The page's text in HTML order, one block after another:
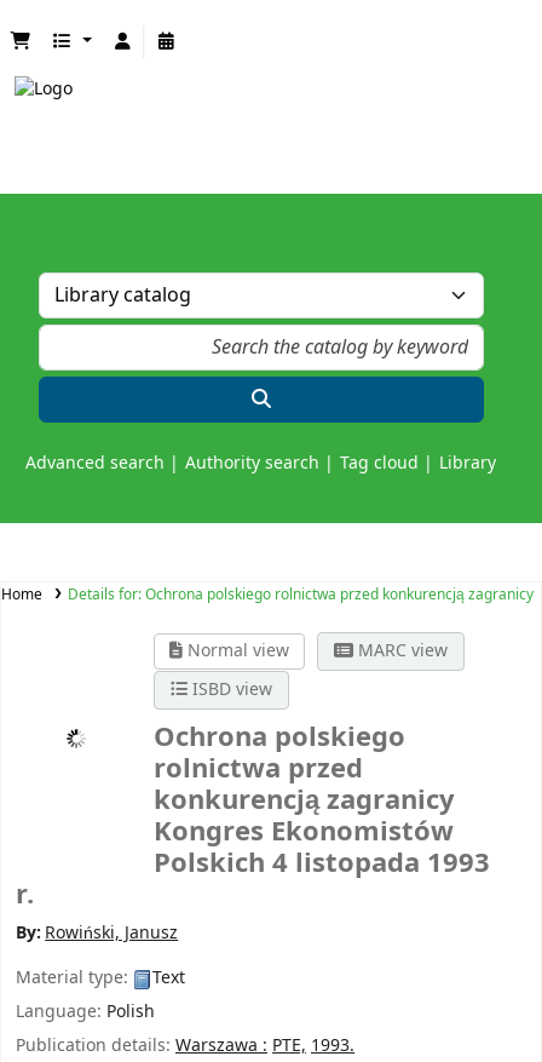
Advanced search Authority search Tag cloud Library
Home Details for:Ochrona polskiego rolnictwa przed konkurencją zagranicy
Normal view
MARC view
ISBD view
Ochrona polskiego
rolnictwa przed
konkurencją zagranicy
Kongres Ekonomistów
Polskich 4 listopada 1993
r.
By: Rowiński, Janusz
Material type:
Text
Language: Polish
Publication details: Warszawa :PTE,1993.